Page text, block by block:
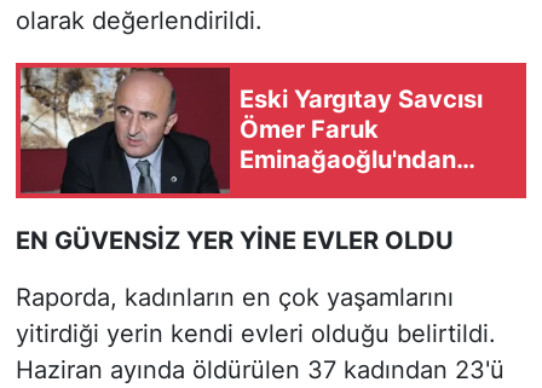
olarak değerlendirildi.
Eski Yargıtay Savcısı
Ömer Faruk
Eminağaoğlu'ndan
EN GÜVENSİZ YER YİNE EVLER OLDU
Raporda, kadınların en çok yaşamlarını
yitirdiği yerin kendi evleri olduğu belirtildi.
Haziran ayında öldürülen 37 kadından 23'ü